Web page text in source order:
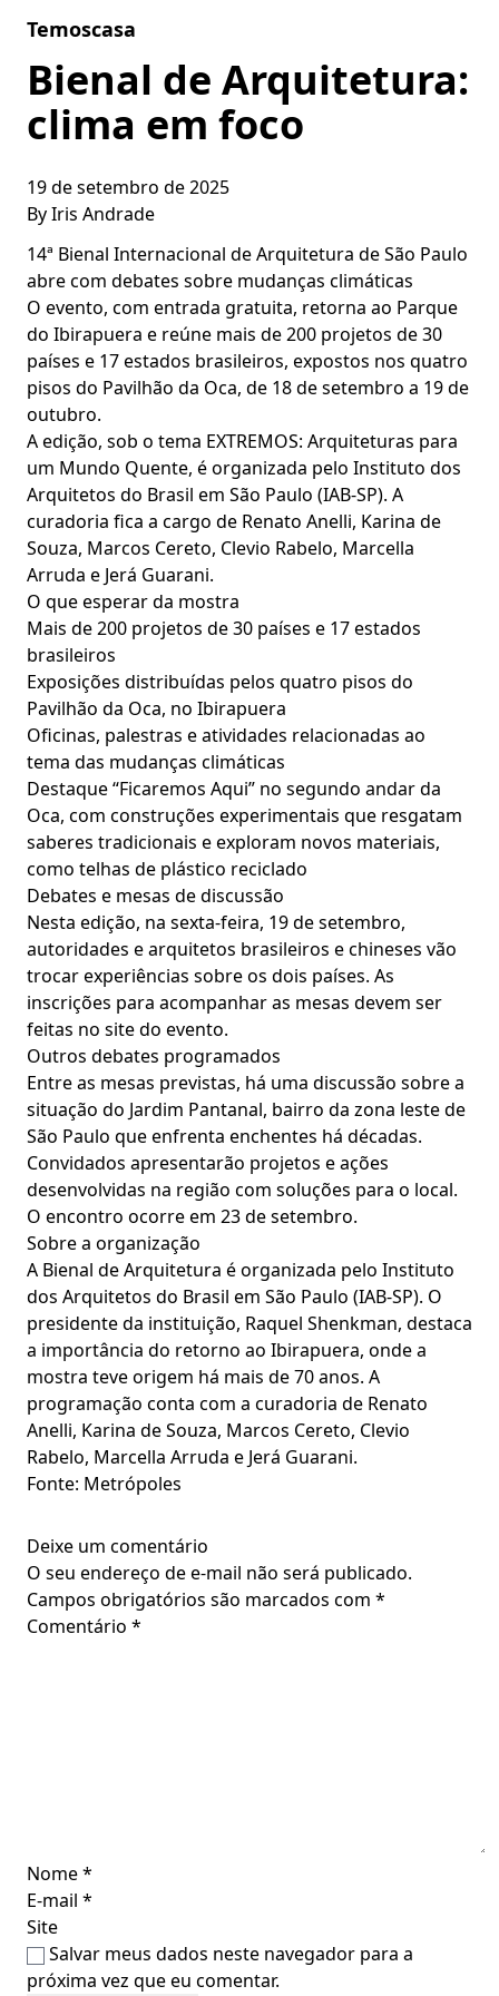
Temoscasa
Bienal de Arquitetura:
clima em foco
19 de setembro de 2025
ByIris Andrade
14ª Bienal Internacional de Arquitetura de São Paulo
abre com debates sobre mudanças climáticas
O evento, com entrada gratuita, retorna ao Parque
do Ibirapuera e reúne mais de 200 projetos de 30
países e 17 estados brasileiros, expostos nos quatro
pisos do Pavilhão da Oca, de 18 de setembro a 19 de
outubro.
A edição, sob o tema EXTREMOS: Arquiteturas para
um Mundo Quente, é organizada pelo Instituto dos
Arquitetos do Brasil em São Paulo (IAB-SP). A
curadoria fica a cargo de Renato Anelli, Karina de
Souza, Marcos Cereto, Clevio Rabelo, Marcella
Arruda e Jerá Guarani.
O que esperar da mostra
Mais de 200 projetos de 30 países e 17 estados
brasileiros
Exposições distribuídas pelos quatro pisos do
Pavilhão da Oca, no Ibirapuera
Oficinas, palestras e atividades relacionadas ao
tema das mudanças climáticas
Destaque “Ficaremos Aqui” no segundo andar da
Oca, com construções experimentais que resgatam
saberes tradicionais e exploram novos materiais,
como telhas de plástico reciclado
Debates e mesas de discussão
Nesta edição, na sexta-feira, 19 de setembro,
autoridades e arquitetos brasileiros e chineses vão
trocar experiências sobre os dois países. As
inscrições para acompanhar as mesas devem ser
feitas no site do evento.
Outros debates programados
Entre as mesas previstas, há uma discussão sobre a
situação do Jardim Pantanal, bairro da zona leste de
São Paulo que enfrenta enchentes há décadas.
Convidados apresentarão projetos e ações
desenvolvidas na região com soluções para o local.
O encontro ocorre em 23 de setembro.
Sobre a organização
A Bienal de Arquitetura é organizada pelo Instituto
dos Arquitetos do Brasil em São Paulo (IAB-SP). O
presidente da instituição, Raquel Shenkman, destaca
a importância do retorno ao Ibirapuera, onde a
mostra teve origem há mais de 70 anos. A
programação conta com a curadoria de Renato
Anelli, Karina de Souza, Marcos Cereto, Clevio
Rabelo, Marcella Arruda e Jerá Guarani.
Fonte: Metrópoles
Deixe um comentário
O seu endereço de e-mail não será publicado.
Campos obrigatórios são marcados com *
Comentário *
Nome*
E-mail *
Site
Salvar meus dados neste navegador para a
próxima vez que eu comentar.